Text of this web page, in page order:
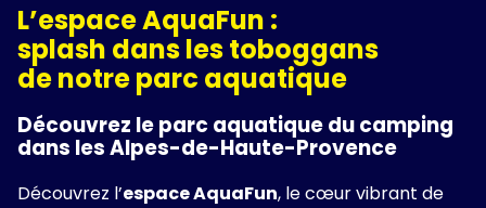
L’espace AquaFun :
splash dans les toboggans
de notre parc aquatique
Découvrez le parc aquatique du camping
dans les Alpes-de-Haute-Provence
Découvrez l’espace AquaFun, le cœur vibrant de